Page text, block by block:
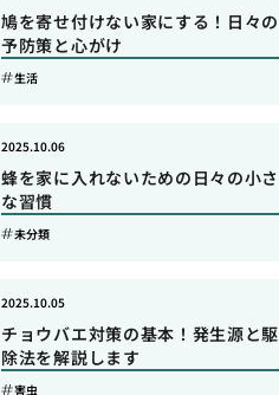
鳩を寄せ付けない家にする！日々の
予防策と心がけ
生活
蜂を家に入れないための日々の小さ
な習慣
2025.10.06
未分類
チョウバエ対策の基本！発生源と駆
除法を解説します
2025.10.05
害虫